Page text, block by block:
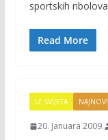
o
o
sportskih
Read More
IZ SVIJETA
20. Januara 2009.